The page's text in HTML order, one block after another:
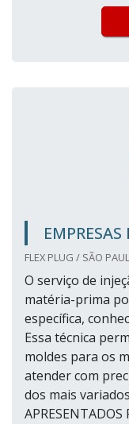
FLEX PLUG / SÃO
O serviço de
matéria-prima
específica,
Essa técnica
moldes para os
atender com
dos mais
APRESENTADOS